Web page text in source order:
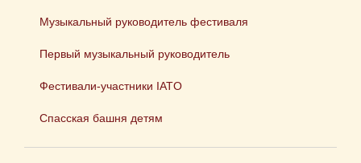
Музыкальный руководитель фестиваля
Первый музыкальный руководитель
Фестивали-участники IATO
Спасская башня детям